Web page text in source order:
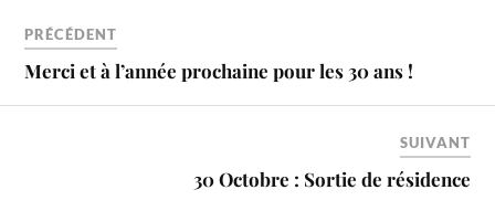
PRÉCÉDENT
Merci et à l’année prochaine pour les 30 ans !
SUIVANT
30 Octobre : Sortie de résidence